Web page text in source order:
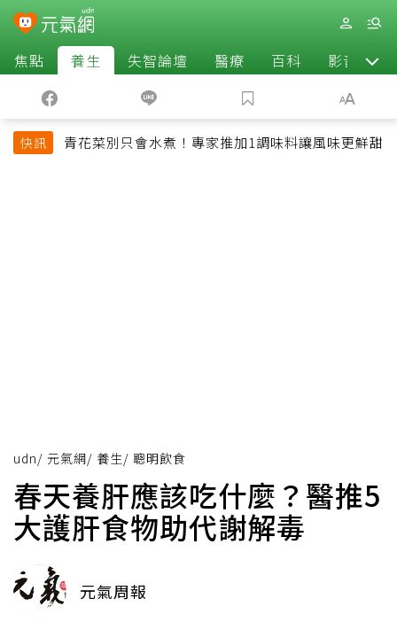
焦點 養生 失智論壇 醫療 百科 影音
快訊 青花菜別只會水煮！專家推加1調味料讓風味更鮮甜
udn/ 元氣網/ 養生/ 聰明飲食
春天養肝應該吃什麼？醫推5
大護肝食物助代謝解毒
元氣周報